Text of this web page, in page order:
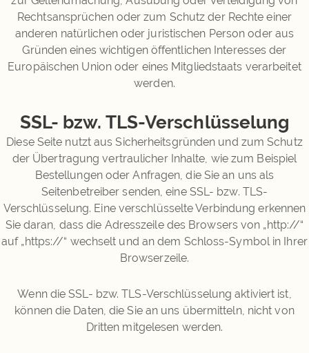
Rechtsansprüchen oder zum Schutz der Rechte einer
anderen natürlichen oder juristischen Person oder aus
Gründen eines wichtigen öffentlichen Interesses der
Europäischen Union oder eines Mitgliedstaats verarbeitet
werden.
SSL- bzw. TLS-Verschlüsselung
Diese Seite nutzt aus Sicherheitsgründen und zum Schutz
der Übertragung vertraulicher Inhalte, wie zum Beispiel
Bestellungen oder Anfragen, die Sie an uns als
Seitenbetreiber senden, eine SSL- bzw. TLS-
Verschlüsselung. Eine verschlüsselte Verbindung erkennen
Sie daran, dass die Adresszeile des Browsers von „http://“
auf „https://“ wechselt und an dem Schloss-Symbol in Ihrer
Browserzeile.
Wenn die SSL- bzw. TLS-Verschlüsselung aktiviert ist,
können die Daten, die Sie an uns übermitteln, nicht von
Dritten mitgelesen werden.